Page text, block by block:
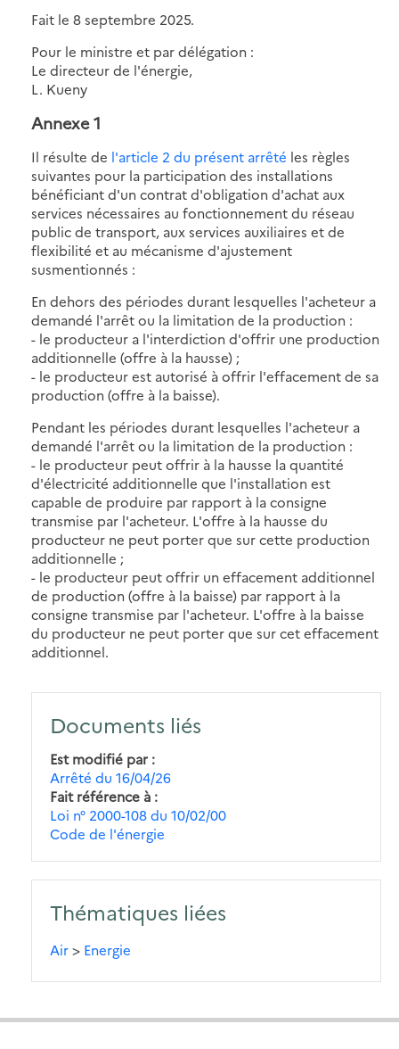
Fait le 8 septembre 2025.
Pour le ministre et par délégation :
Le directeur de l'énergie,
L. Kueny
Annexe 1
Il résulte de l'article 2 du présent arrêté les règles
suivantes pour la participation des installations
bénéficiant d'un contrat d'obligation d'achat aux
services nécessaires au fonctionnement du réseau
public de transport, aux services auxiliaires et de
flexibilité et au mécanisme d'ajustement
susmentionnés :
En dehors des périodes durant lesquelles l'acheteur a
demandé l'arrêt ou la limitation de la production :
- le producteur a l'interdiction d'offrir une production
additionnelle (offre à la hausse) ;
- le producteur est autorisé à offrir l'effacement de sa
production (offre à la baisse).
Pendant les périodes durant lesquelles l'acheteur a
demandé l'arrêt ou la limitation de la production :
- le producteur peut offrir à la hausse la quantité
d'électricité additionnelle que l'installation est
capable de produire par rapport à la consigne
transmise par l'acheteur. L'offre à la hausse du
producteur ne peut porter que sur cette production
additionnelle ;
- le producteur peut offrir un effacement additionnel
de production (offre à la baisse) par rapport à la
consigne transmise par l'acheteur. L'offre à la baisse
du producteur ne peut porter que sur cet effacement
additionnel.
Documents liés
Est modifié par
Arrêté du 16/04/26
Fait référence à
Loi n° 2000-108 du 10/02/00
Code de l'énergie
Thématiques liées
Air> Energie